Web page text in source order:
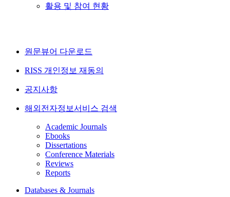
활용 및 참여 현황
원문뷰어 다운로드
RISS 개인정보 재동의
공지사항
해외전자정보서비스 검색
Academic Journals
Ebooks
Dissertations
Conference Materials
Reviews
Reports
Databases & Journals